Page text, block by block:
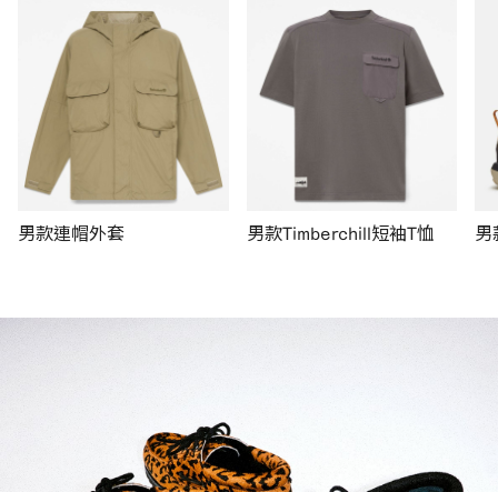
男款連帽外套 男款Timberchill短袖T恤 男